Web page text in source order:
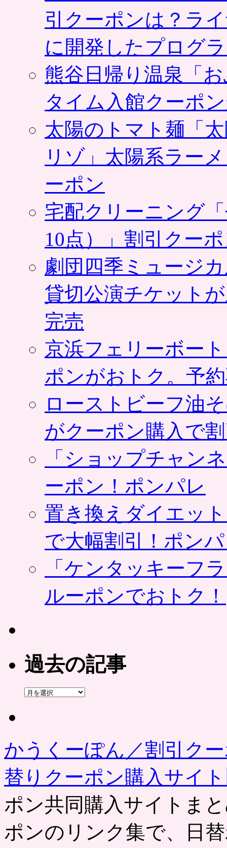
引クーポンは？ラ
に開発したプログ
熊谷日帰り温泉「
タイム入館クーポ
太陽のトマト麺「
リゾ」太陽系ラー
ーポン
宅配クリーニング
10点）」割引クー
劇団四季ミュージ
貸切公演チケット
完売
京浜フェリーボー
ポンがおトク。予
ローストビーフ油
がクーポン購入で
「ショップチャン
ーポン！ポンパレ
置き換えダイエッ
で大幅割引！ポン
「ケンタッキーフ
ルーポンでおトク！
過去の記事
過
かうくーぽん／割引ク
替りクーポン購入サイ
ポン共同購入サイトま
ポンのリンク集で、日